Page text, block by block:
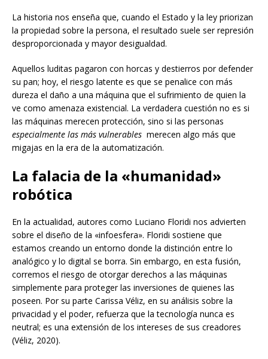
La historia nos enseña que, cuando el Estado y la ley priorizan
la propiedad sobre la persona, el resultado suele ser represión
desproporcionada y mayor desigualdad.
Aquellos luditas pagaron con horcas y destierros por defender
su pan; hoy, el riesgo latente es que se penalice con más
dureza el daño a una máquina que el sufrimiento de quien la
ve como amenaza existencial. La verdadera cuestión no es si
las máquinas merecen protección, sino si las personas
especialmente las más vulnerables merecen algo más que
migajas en la era de la automatización.
La falacia de la «humanidad»
robótica
En la actualidad, autores como Luciano Floridi nos advierten
sobre el diseño de la «infoesfera». Floridi sostiene que
estamos creando un entorno donde la distinción entre lo
analógico y lo digital se borra. Sin embargo, en esta fusión,
corremos el riesgo de otorgar derechos a las máquinas
simplemente para proteger las inversiones de quienes las
poseen. Por su parte Carissa Véliz, en su análisis sobre la
privacidad y el poder, refuerza que la tecnología nunca es
neutral; es una extensión de los intereses de sus creadores
(Véliz, 2020).